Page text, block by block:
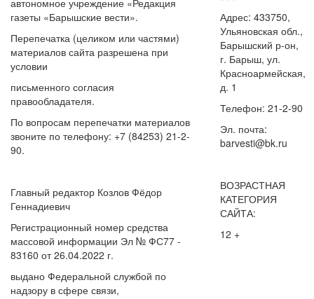
газеты «Барышские вести».
Перепечатка (целиком или частями)
материалов сайта разрешена при
условии
письменного согласия
правообладателя.
По вопросам перепечатки материалов
звоните по телефону: +7 (84253) 21-2-
90.
Главный редактор Козлов Фёдор
Геннадиевич
Регистрационный номер средства
массовой информации Эл № ФС77 -
83160 от 26.04.2022 г.
выдано Федеральной службой по
надзору в сфере связи,
Адрес: 433750,
Ульяновская обл.,
Барышский р-он,
г. Барыш, ул.
Красноармейская,
д. 1
Телефон: 21-2-90
Эл. почта:
barvesti@bk.ru
ВОЗРАСТНАЯ
КАТЕГОРИЯ
САЙТА:
12 +